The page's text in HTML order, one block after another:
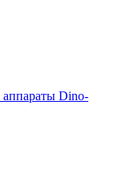
Dino-